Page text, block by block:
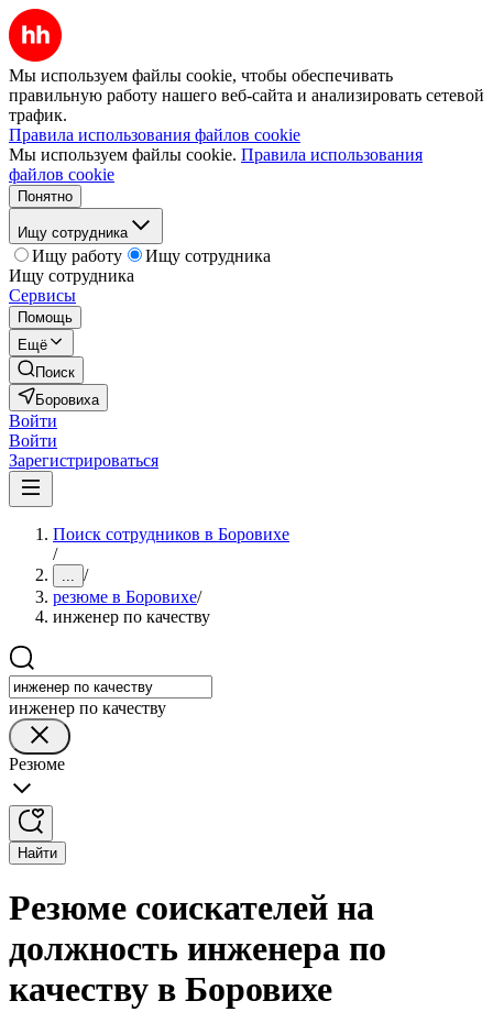
Мы используем файлы cookie, чтобы обеспечивать
правильную работу нашего веб-сайта и анализировать сетевой
трафик.
Правила использования файлов cookie
Мы используем файлы cookie. Правила использования
файлов cookie
Понятно
Ищу сотрудника
Ищу работу
Ищу сотрудника
Ищу сотрудника
Сервисы
Помощь
Ещё
Поиск
Боровиха
Войти
Войти
Зарегистрироваться
Поиск сотрудников в Боровихе
/
... /
резюме в Боровихе/
инженер по качеству
инженер по качеству
Резюме
Найти
Резюме соискателей на
должность инженера по
качеству в Боровихе